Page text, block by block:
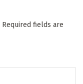
Required fields are